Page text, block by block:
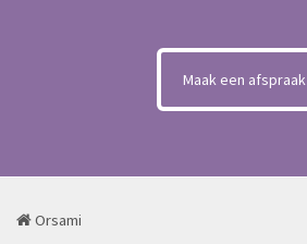
Maak een afspraak
Orsami